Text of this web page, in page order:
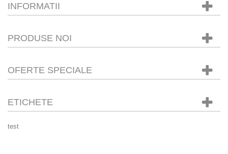
INFORMATII
PRODUSE NOI
OFERTE SPECIALE
ETICHETE
test